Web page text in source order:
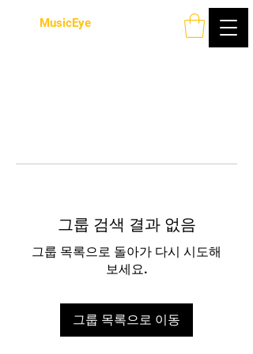
MusicEye
그룹 검색 결과 없음
그룹 목록으로 돌아가 다시 시도해
보세요.
그룹 목록으로 이동